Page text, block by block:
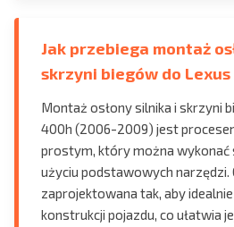
Jak przebiega montaż
skrzyni biegów do Lexus
Montaż osłony silnika i skrzyni
400h (2006-2009) jest
prostym, który można wykonać
użyciu podstawowych narzędzi.
zaprojektowana tak, aby
konstrukcji pojazdu, co ułatwia